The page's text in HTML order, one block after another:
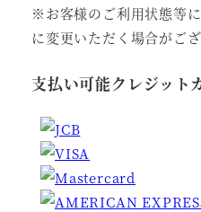
※お客様のご利用状態等
に変更いただく場合がござ
支払い可能クレジット